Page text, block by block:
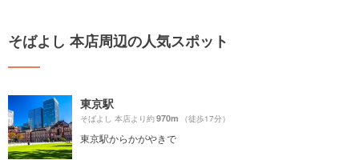
そばよし 本店周辺の人気スポット
東京駅
そばよし 本店より約970m （徒歩17分）
東京駅からかがやきで